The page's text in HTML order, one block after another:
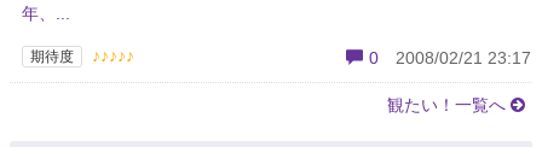
年、...
期待度 ♪♪♪♪♪ 0 2008/02/21 23:17
観たい！一覧へ